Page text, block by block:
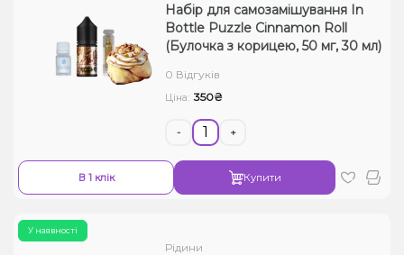
Набір для самозамішування In
Bottle Puzzle Cinnamon Roll
(Булочка з корицею, 50 мг, 30 мл)
0 Відгуків
Ціна: 350₴
- +
В 1 клік Купити
У наявності
Рідини